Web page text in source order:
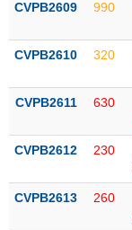
được
ký
Danh
ETF
phiếu
CVPB2609 990
CVPB2610 320
CVPB2611 630
CVPB2612 230
CVPB2613 260
DỮ
LIỆU
MỚI